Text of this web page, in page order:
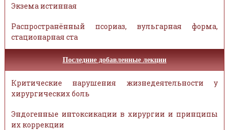
Экзема истинная
Распространённый псориаз, вульгарная форма,
стационарная ста
Последние добавленные лекции
Критические нарушения жизнедеятельности у
хирургических боль
Эндогенные интоксикации в хирургии и принципы
их коррекции